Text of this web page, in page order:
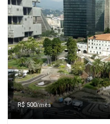
R$ 500/mês